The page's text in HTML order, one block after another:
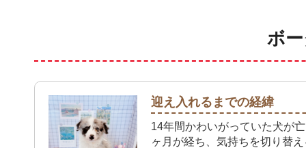
ボ
迎え入れるまでの経緯
14年間かわいがっていた犬が
ヶ月が経ち、気持ちを切り替